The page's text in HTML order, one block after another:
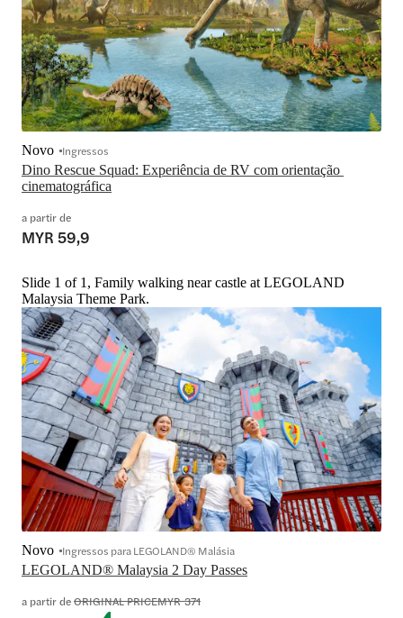
Dino Rescue Squad: Experiência de RV com orientação
cinematográfica
Novo Ingressos
a partir de
MYR 59,9
Slide 1 of 1, Family walking near castle at LEGOLAND
Malaysia Theme Park.
LEGOLAND® Malaysia 2 Day Passes
Novo Ingressos para LEGOLAND® Malásia
a partir deORIGINAL PRICEMYR 371